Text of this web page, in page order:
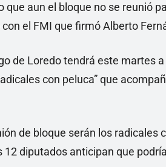
que aun el bloque no se reunió
el FMI que firmó Alberto
de Loredo tendrá este martes
con peluca” que
de bloque serán los radicales
12 diputados anticipan que